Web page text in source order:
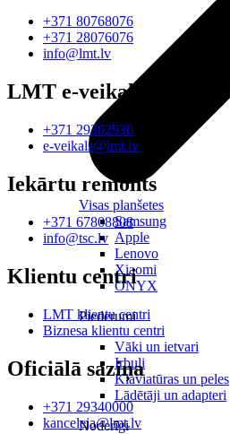
Visas planšetes
Samsung
Apple
Lenovo
Xiaomi
ONYX
Piederumi
Vāki un ietvari
Irbuļi
Klaviatūras un peles
Lādētāji un adapteri
Noderīgi
+371 80768076
+371 28076076
info@lmt.lv
LMT e-veikals
+371 29302930
e-veikals@lmt.lv
Iekārtu remonts
+371 67808808
info@tsc.lv
Klientu centri
LMT klientu centri
Biznesa klientu centri
Oficiālā saziņa
+371 29340000
kanceleja@lmt.lv